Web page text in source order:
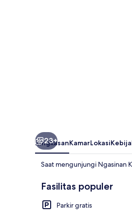
23+
RingkasanKamarLokasi
Saat mengunjungi Ngasinan
Fasilitas populer
Parkir gratis